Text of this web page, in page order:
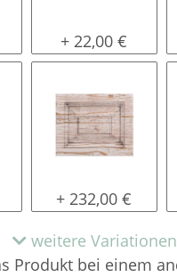
gewachst
+ 22,00 €
/ antik look
tief gebürstet
+ 232,00 €
weitere Variationen
Produkt bei einem